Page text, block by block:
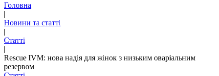
Головна
|
Новини та статті
|
Статті
|
Rescue IVM: нова надія для жінок з низьким оваріальним
резервом